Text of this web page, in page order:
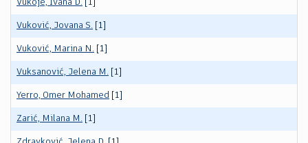
Vukoje, Ivana D. [1]
Vuković, Jovana S. [1]
Vuković, Marina N. [1]
Vuksanović, Jelena M. [1]
Yerro, Omer Mohamed [1]
Zarić, Milana M. [1]